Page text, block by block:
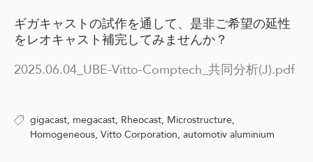
ギガキャストの試作を通して、是非ご希望の延性
をレオキャスト補完してみませんか？
2025.06.04_UBE-Vitto-Comptech_共同分析(J).pdf
gigacast, megacast, Rheocast, Microstructure,
Homogeneous, Vitto Corporation, automotiv aluminium